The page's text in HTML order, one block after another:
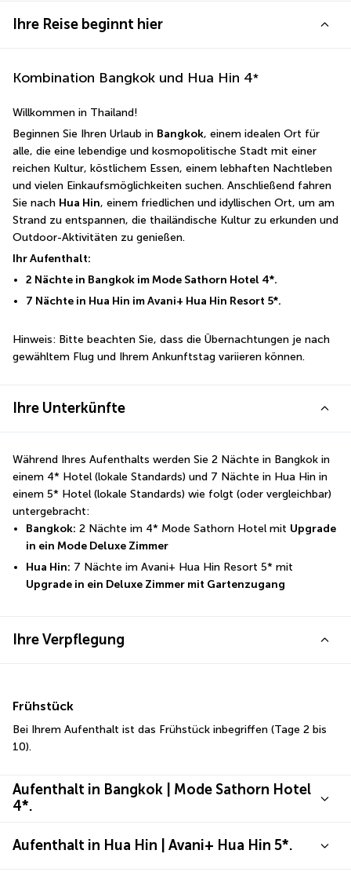
Ihre Reise beginnt hier
Kombination Bangkok und Hua Hin 4*
Willkommen in Thailand!
Beginnen Sie Ihren Urlaub in Bangkok, einem idealen Ort für
alle, die eine lebendige und kosmopolitische Stadt mit einer
reichen Kultur, köstlichem Essen, einem lebhaften Nachtleben
und vielen Einkaufsmöglichkeiten suchen. Anschließend fahren
Sie nach Hua Hin, einem friedlichen und idyllischen Ort, um am
Strand zu entspannen, die thailändische Kultur zu erkunden und
Outdoor-Aktivitäten zu genießen.
Ihr Aufenthalt:
2 Nächte in Bangkok im Mode Sathorn Hotel 4*.
7 Nächte in Hua Hin im Avani+ Hua Hin Resort 5*.
Hinweis: Bitte beachten Sie, dass die Übernachtungen je nach
gewähltem Flug und Ihrem Ankunftstag variieren können.
Ihre Unterkünfte
Während Ihres Aufenthalts werden Sie 2 Nächte in Bangkok in
einem 4* Hotel (lokale Standards) und 7 Nächte in Hua Hin in
einem 5* Hotel (lokale Standards) wie folgt (oder vergleichbar)
untergebracht:
Bangkok: 2 Nächte im 4* Mode Sathorn Hotel mit Upgrade
in ein Mode Deluxe Zimmer
Hua Hin:
Upgrade in ein Deluxe Zimmer mit Gartenzugang
Ihre Verpflegung
Frühstück
Bei Ihrem Aufenthalt ist das Frühstück inbegriffen (Tage 2 bis
10).
Aufenthalt in Bangkok | Mode Sathorn Hotel
4*.
Aufenthalt in Hua Hin | Avani+ Hua Hin 5*.